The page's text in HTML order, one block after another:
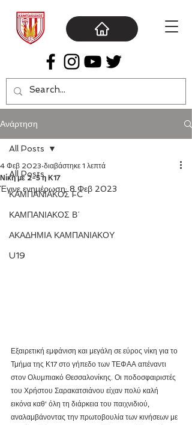
Ανάρτηση
All Posts
ΚΑΜΠΑΝΙΑΚΟΣ FC
ΚΑΜΠΑΝΙΑΚΟΣ Β΄
ΑΚΑΔΗΜΙΑ ΚΑΜΠΑΝΙΑΚΟΥ
U19
All Posts
Νίκη με 2-5 η Κ17
4 Φεβ 2023 διαβάστηκε 1 λεπτά
Έγινε ενημέρωση: 8 Φεβ 2023
Εξαιρετική εμφάνιση και μεγάλη σε εύρος νίκη για το
Τμήμα της Κ17 στο γήπεδο των ΤΕΦΑΑ απέναντι
στον Ολυμπιακό Θεσσαλονίκης. Οι ποδοσφαιριστές
του Χρήστου Σαρακατσιάνου είχαν πολύ καλή
εικόνα καθ' όλη τη διάρκεια του παιχνιδιού,
αναλαμβάνοντας την πρωτοβουλία των κινήσεων με